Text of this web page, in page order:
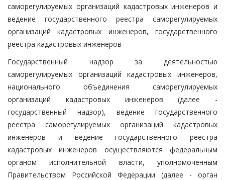
саморегулируемых организаций кадастровых инженеров и
ведение государственного реестра саморегулируемых
организаций кадастровых инженеров, государственного
реестра кадастровых инженеров
Государственный надзор за деятельностью
саморегулируемых организаций кадастровых инженеров,
национального объединения саморегулируемых
организаций кадастровых инженеров (далее -
государственный надзор), ведение государственного
реестра саморегулируемых организаций кадастровых
инженеров и ведение государственного реестра
кадастровых инженеров осуществляются федеральным
органом исполнительной власти, уполномоченным
Правительством Российской Федерации (далее - орган